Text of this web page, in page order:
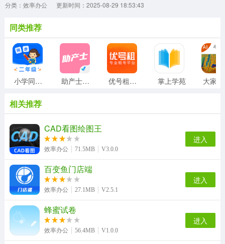
分类：效率办公
更新时间：2025-08-29 18:53:43
同类推荐
小学同步二年级 助产士考试聚题库 优号租安装 掌上学苑
相关推荐
CAD看图绘图王
效率办公 71.5MB V3.0.0
进入
百变鱼门店端
效率办公 27.1MB V2.5.1
进入
蜂蜜试卷
效率办公 56.4MB V1.0.0
进入